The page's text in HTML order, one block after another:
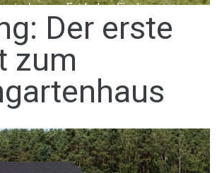
Entdecken Sie die
Dachformen für Gartenhäuser
Sie das perfekte Modell für Ihren
klassisch bis modern – für jede
gibt es die passende Option!
Der erste
zum